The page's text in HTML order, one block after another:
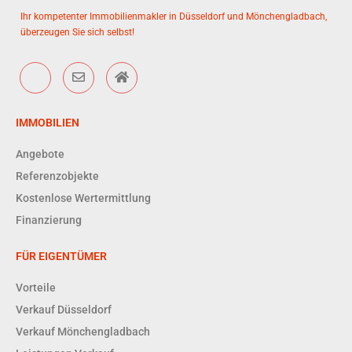
Ihr kompetenter Immobilienmakler in Düsseldorf und Mönchengladbach,
überzeugen Sie sich selbst!
IMMOBILIEN
Angebote
Referenzobjekte
Kostenlose Wertermittlung
Finanzierung
FÜR EIGENTÜMER
Vorteile
Verkauf Düsseldorf
Verkauf Mönchengladbach